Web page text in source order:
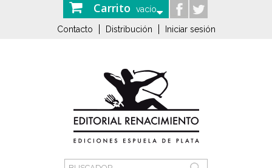
Carrito vacío
Contacto Distribución Iniciar sesión